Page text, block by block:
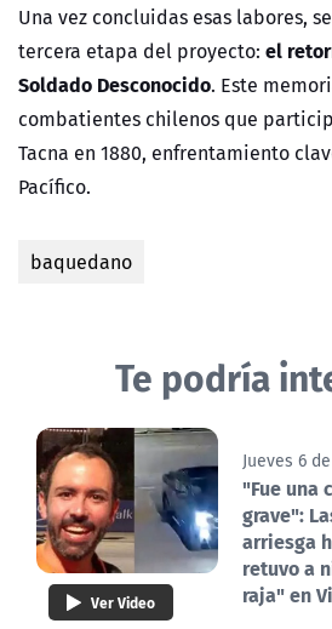
Una vez concluidas esas labores,
tercera etapa del proyecto: el
Soldado Desconocido. Este
combatientes chilenos que
Tacna en 1880, enfrentamiento
Pacífico.
baquedano
Te podría
Ver Video
Jueves 6
"Fue una
grave":
arriesga
retuvo a
raja" en